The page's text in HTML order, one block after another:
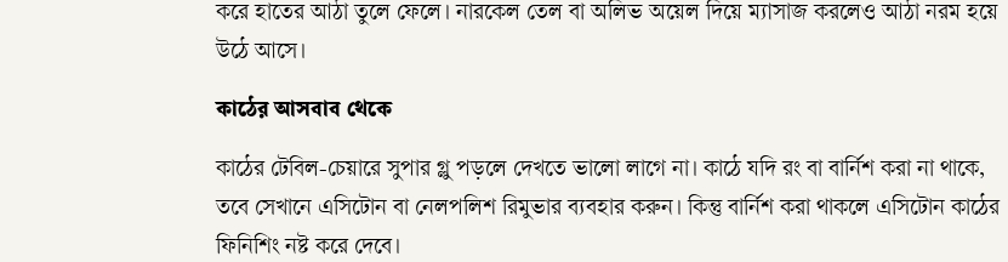
করে হাতের আঠা তুলে ফেলে। নারকেল তেল বা অলিভ অয়েল দিয়ে ম্যাসাজ করলেও আঠা নরম হয়ে
উঠে আসে।
কাঠের আসবাব থেকে
কাঠের টেবিল-চেয়ারে সুপার গ্লু পড়লে দেখতে ভালো লাগে না। কাঠে যদি রং বা বার্নিশ করা না থাকে,
তবে সেখানে এসিটোন বা নেলপলিশ রিমুভার ব্যবহার করুন। কিন্তু বার্নিশ করা থাকলে এসিটোন কাঠের
ফিনিশিং নষ্ট করে দেবে।